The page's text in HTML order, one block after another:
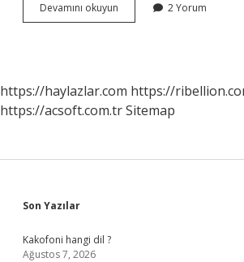
Devamını okuyun
Yazmak
2 Yorum
https://haylazlar.com https://
https://acsoft.com.trSitemap
Sidebar
Son Yazılar
Kakofoni hangi dil ?
Ağustos 7, 2026